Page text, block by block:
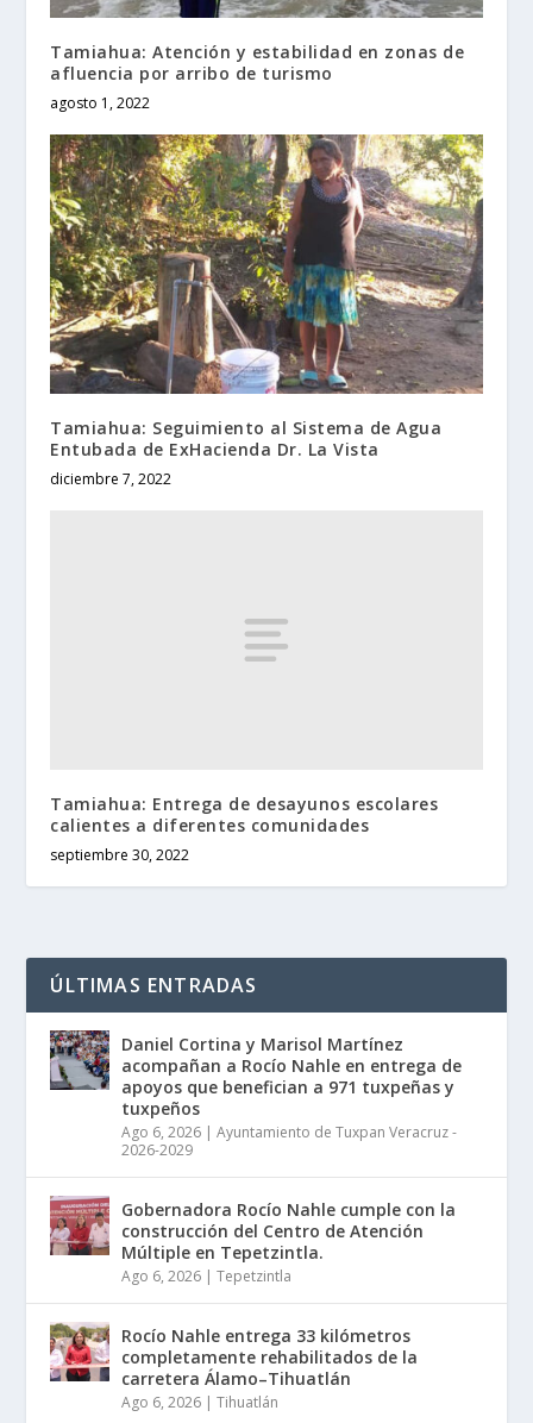
Tamiahua: Atención y estabilidad en zonas de
afluencia por arribo de turismo
agosto 1, 2022
Tamiahua: Seguimiento al Sistema de Agua
Entubada de ExHacienda Dr. La Vista
diciembre 7, 2022
Tamiahua: Entrega de desayunos escolares
calientes a diferentes comunidades
septiembre 30, 2022
ÚLTIMAS ENTRADAS
Daniel Cortina y Marisol Martínez
acompañan a Rocío Nahle en entrega de
apoyos que benefician a 971 tuxpeñas y
tuxpeños
Ago 6, 2026 |Ayuntamiento de Tuxpan Veracruz -
2026-2029
Gobernadora Rocío Nahle cumple con la
construcción del Centro de Atención
Múltiple en Tepetzintla.
Ago 6, 2026 |Tepetzintla
Rocío Nahle entrega 33 kilómetros
completamente rehabilitados de la
carretera Álamo–Tihuatlán
Ago 6, 2026 |Tihuatlán